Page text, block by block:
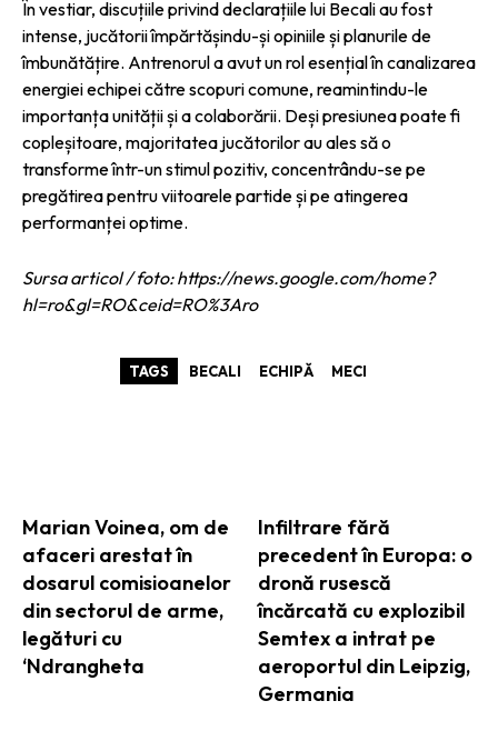
Marian Voinea, om de
afaceri arestat în
dosarul comisioanelor
din sectorul de arme,
legături cu
‘Ndrangheta
Infiltrare fără
precedent în Europa: o
dronă rusescă
încărcată cu explozibil
Semtex a intrat pe
aeroportul din Leipzig,
Germania
În vestiar, discuțiile privind declarațiile lui Becali au fost
intense, jucătorii împărtășindu-și opiniile și planurile de
îmbunătățire. Antrenorul a avut un rol esențial în canalizarea
energiei echipei către scopuri comune, reamintindu-le
importanța unității și a colaborării. Deși presiunea poate fi
copleșitoare, majoritatea jucătorilor au ales să o
transforme într-un stimul pozitiv, concentrându-se pe
pregătirea pentru viitoarele partide și pe atingerea
performanței optime.
Sursa articol / foto: https://news.google.com/home?
hl=ro&gl=RO&ceid=RO%3Aro
TAGS BECALI ECHIPĂ MECI